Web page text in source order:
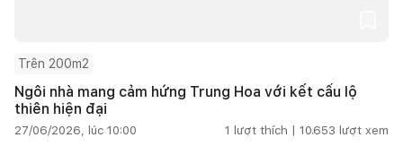
Trên 200m2
Ngôi nhà mang cảm hứng Trung Hoa với kết cấu lộ
thiên hiện đại
27/06/2026, lúc 10:00 1 lượt thích | 10.653 lượt xem